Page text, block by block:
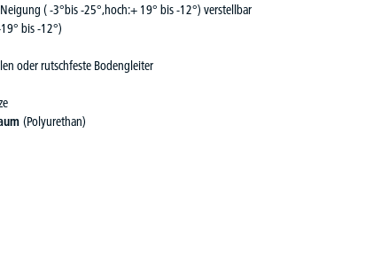
( -3°bis -25°,hoch:+ 19° bis -12°) verstellbar
bis -12°)
oder rutschfeste Bodengleiter
(Polyurethan)